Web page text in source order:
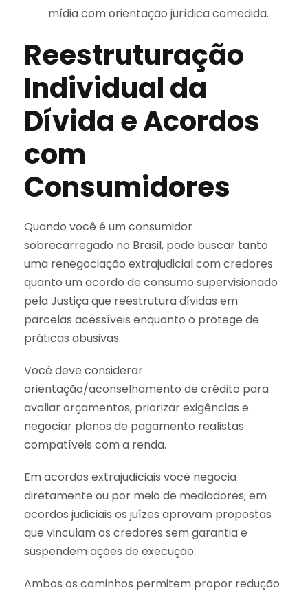
mídia com orientação jurídica comedida.
Reestruturação
Individual da
Dívida e Acordos
com
Consumidores
Quando você é um consumidor
sobrecarregado no Brasil, pode buscar tanto
uma renegociação extrajudicial com credores
quanto um acordo de consumo supervisionado
pela Justiça que reestrutura dívidas em
parcelas acessíveis enquanto o protege de
práticas abusivas.
Você deve considerar
orientação/aconselhamento de crédito para
avaliar orçamentos, priorizar exigências e
negociar planos de pagamento realistas
compatíveis com a renda.
Em acordos extrajudiciais você negocia
diretamente ou por meio de mediadores; em
acordos judiciais os juízes aprovam propostas
que vinculam os credores sem garantia e
suspendem ações de execução.
Ambos os caminhos permitem propor redução